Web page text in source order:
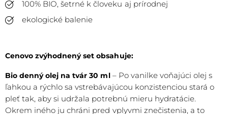
100% BIO, šetrné k človeku aj prírodnej
ekologické balenie
Cenovo zvýhodnený set obsahuje:
Bio denný olej na tvár 30 ml– Po vanilke voňajúci olej s
ľahkou a rýchlo sa vstrebávajúcou konzistenciou stará o
pleť tak, aby si udržala potrebnú mieru hydratácie.
Okrem iného ju chráni pred vplyvmi znečistenia, a to